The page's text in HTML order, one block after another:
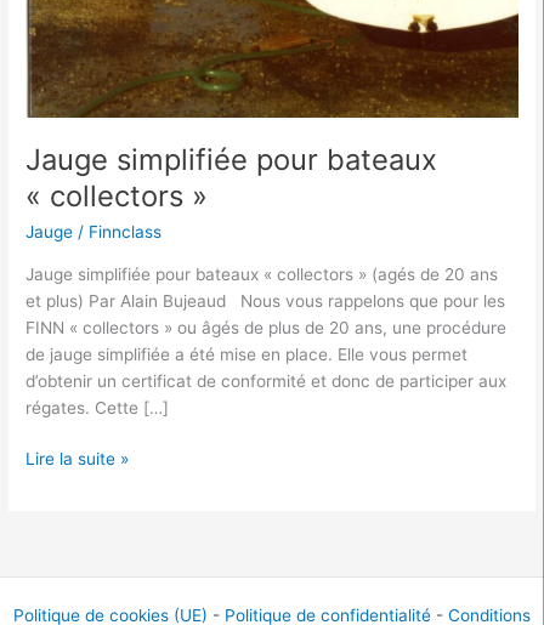
Jauge simplifiée pour bateaux
« collectors »
Jauge / Finnclass
Jauge simplifiée pour bateaux « collectors » (agés de 20 ans
et plus) Par Alain Bujeaud Nous vous rappelons que pour les
FINN « collectors » ou âgés de plus de 20 ans, une procédure
de jauge simplifiée a été mise en place. Elle vous permet
d’obtenir un certificat de conformité et donc de participer aux
régates. Cette […]
Lire la suite »
Politique de cookies (UE) - Politique de confidentialité - Conditions